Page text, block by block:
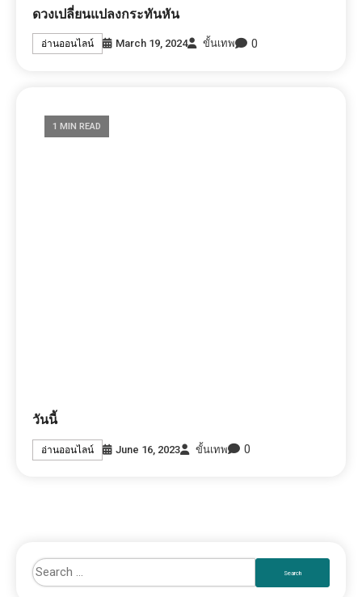
ดวงเปลี่ยนแปลงกระทันหัน
อ่านออนไลน์ March 19, 2024 ขั้นเทพ 0
1 MIN READ
วันนี้
อ่านออนไลน์ June 16, 2023 ขั้นเทพ 0